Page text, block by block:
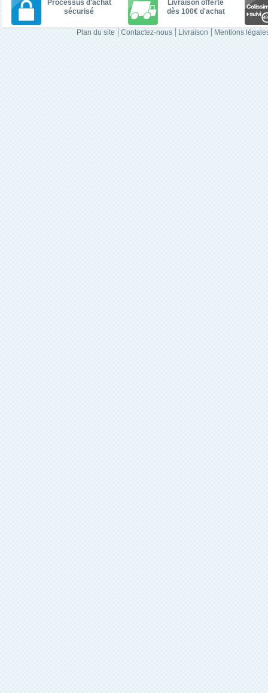
Processus d'achat
sécurisé
Livraison offerte
dès 100€ d'achat
Plan du site Contactez-nous Livraison Mentions